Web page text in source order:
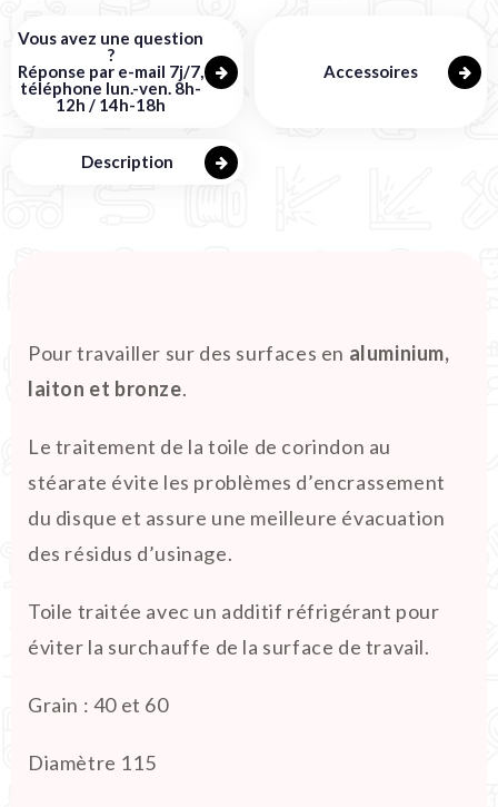
Vous avez une question
?
Réponse par e-mail 7j/7,
téléphone lun.-ven. 8h-
12h / 14h-18h
Accessoires
Description
Pour travailler sur des surfaces en aluminium,
laiton et bronze.
Le traitement de la toile de corindon au
stéarate évite les problèmes d’encrassement
du disque et assure une meilleure évacuation
des résidus d’usinage.
Toile traitée avec un additif réfrigérant pour
éviter la surchauffe de la surface de travail.
Grain : 40 et 60
Diamètre 115